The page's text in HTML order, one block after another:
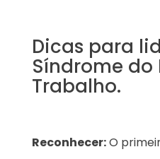
Dicas para
Síndrome
Trabalho.
Reconhecer:O